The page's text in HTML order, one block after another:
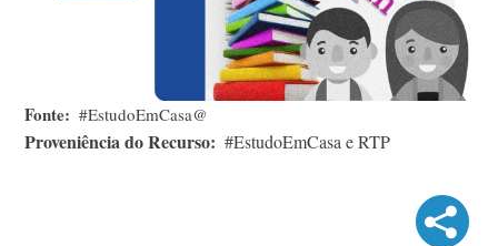
Fonte #EstudoEmCasa@
Proveniência do Recurso #EstudoEmCasa e RTP